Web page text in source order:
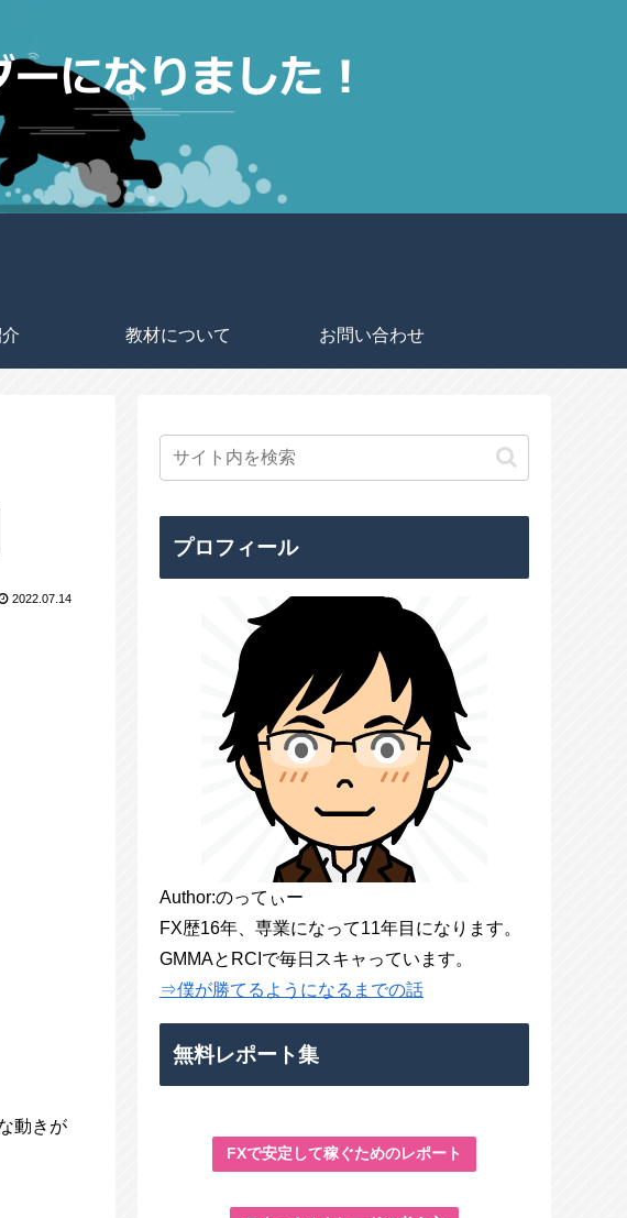
教材について お問い合わせ
2022.07.14
動きが
プロフィール
Author:のってぃー
FX歴16年、専業になって11年目になります。
GMMAとRCIで毎日スキャっています。
⇒僕が勝てるようになるまでの話
無料レポート集
FXで安定して稼ぐためのレポート